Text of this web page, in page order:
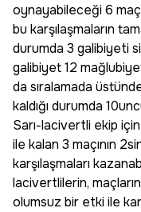
oynayabileceği 6
bu karşılaşmaların
durumda 3 galibiyeti
galibiyet 12
da sıralamada
kaldığı durumda
Sarı-lacivertli ekip
ile kalan 3 maçının
karşılaşmaları
lacivertlilerin,
olumsuz bir etki ile